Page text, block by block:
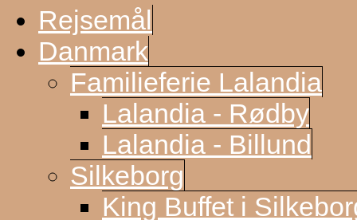
Rejsemål
Danmark
Familieferie Lalandia
Lalandia - Rødby
Lalandia - Billund
Silkeborg
King Buffet i